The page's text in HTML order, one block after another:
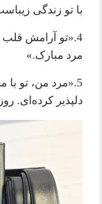
با تو زندگی
4.«تو آرامش
مرد مبارک.»
5.«مرد من، تو
دلپذیر کرده‌ای.